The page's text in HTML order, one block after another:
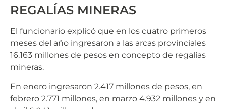
REGALÍAS MINERAS
El funcionario explicó que en los cuatro primeros
meses del año ingresaron a las arcas provinciales
16.163 millones de pesos en concepto de regalías
mineras.
En enero ingresaron 2.417 millones de pesos, en
febrero 2.771 millones, en marzo 4.932 millones y en